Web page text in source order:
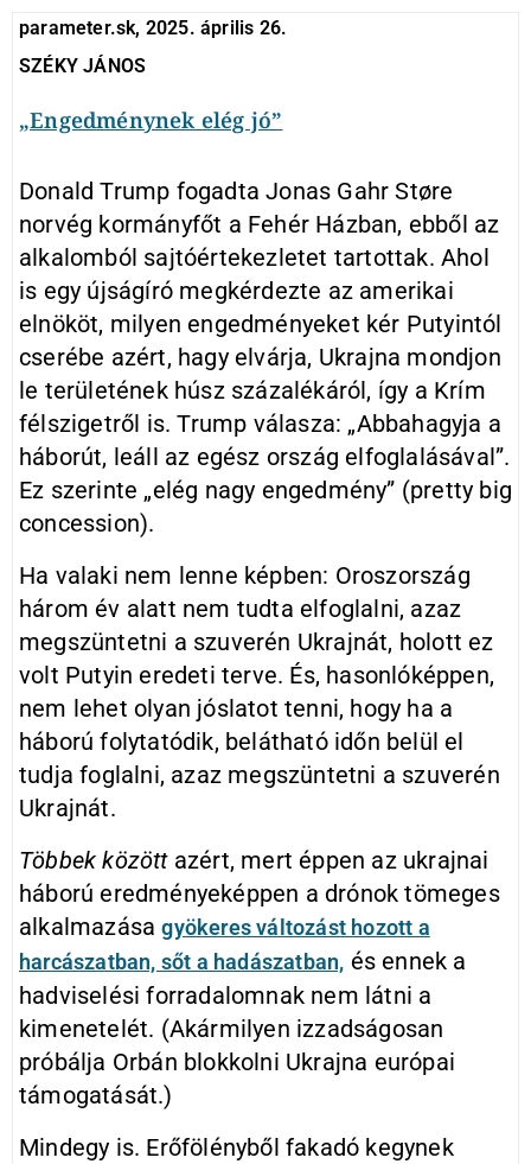
parameter.sk, 2025. április 26.
SZÉKY JÁNOS
„Engedménynek elég jó”
Donald Trump fogadta Jonas Gahr Støre
norvég kormányfőt a Fehér Házban, ebből az
alkalomból sajtóértekezletet tartottak. Ahol
is egy újságíró megkérdezte az amerikai
elnököt, milyen engedményeket kér Putyintól
cserébe azért, hagy elvárja, Ukrajna mondjon
le területének húsz százalékáról, így a Krím
félszigetről is. Trump válasza: „Abbahagyja a
háborút, leáll az egész ország elfoglalásával”.
Ez szerinte „elég nagy engedmény” (pretty big
concession).
Ha valaki nem lenne képben: Oroszország
három év alatt nem tudta elfoglalni, azaz
megszüntetni a szuverén Ukrajnát, holott ez
volt Putyin eredeti terve. És, hasonlóképpen,
nem lehet olyan jóslatot tenni, hogy ha a
háború folytatódik, belátható időn belül el
tudja foglalni, azaz megszüntetni a szuverén
Ukrajnát.
Többek közöttazért, mert éppen az ukrajnai
háború eredményeképpen a drónok tömeges
alkalmazásagyökeres változást hozott a
harcászatban, sőt a hadászatban, és ennek a
hadviselési forradalomnak nem látni a
kimenetelét. (Akármilyen izzadságosan
próbálja Orbán blokkolni Ukrajna európai
támogatását.)
Mindegy is. Erőfölényből fakadó kegynek